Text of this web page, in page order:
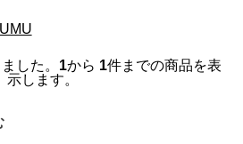
した。 1から 1件までの商品を表
示します。